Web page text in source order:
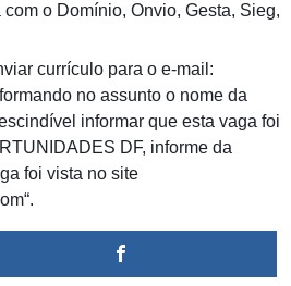
o Domínio, Onvio, Gesta, Sieg,
currículo para o e-mail:
no assunto o nome da
informar que esta vaga foi
DF, informe da
foi vista no site